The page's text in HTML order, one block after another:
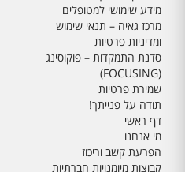
מידע שימושי למטופלים
מרכז גאיה – תנאי שימוש
ומדיניות פרטיות
סדנת התמקדות – פוקוסינג
(FOCUSING)
שמירת פרטיות
תודה על פנייתך!
דף ראשי
מי אנחנו
הפרעת קשב וריכוז
קבוצות מיומנויות חברתיות